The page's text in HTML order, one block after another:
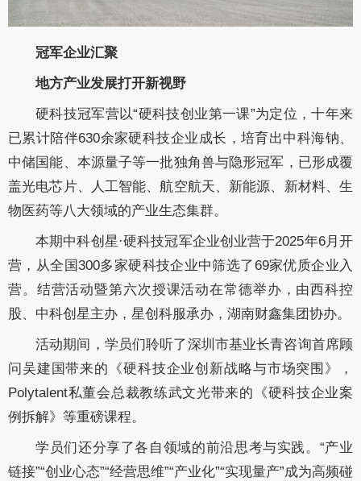
冠军企业汇聚
地方产业发展打开新视野
硬科技冠军营以“硬科技创业第一课”为定位，十年来
已累计陪伴630余家硬科技企业成长，培育出中科海钠、
中储国能、本源量子等一批独角兽与隐形冠军，已形成覆
盖光电芯片、人工智能、航空航天、新能源、新材料、生
物医药等八大领域的产业生态集群。
本期中科创星 ·硬科技冠军企业创业营于2025年6月开
营，从全国300多家硬科技企业中筛选了69家优质企业入
营。结营活动暨第六次授课活动在常德举办，由西科控
股、中科创星主办，星创科服承办，湖南财鑫集团协办。
活动期间，学员们聆听了深圳市基业长青咨询首席顾
问吴建国带来的《硬科技企业创新战略与市场突围》，
Polytalent私董会总裁教练武文光带来的《硬科技企业案
例拆解》等重磅课程。
学员们还分享了各自领域的前沿思考与实践。 “产业
链接”“创业心态”“经营思维”“产业化”“实现量产”成为高频碰